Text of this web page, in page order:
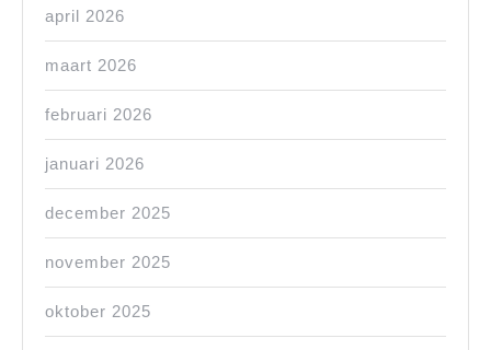
april 2026
maart 2026
februari 2026
januari 2026
december 2025
november 2025
oktober 2025